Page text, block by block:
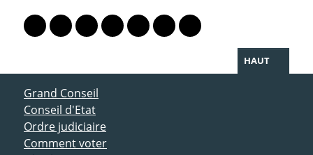
Lien vers le profil Mastodon
Lien vers le profil Bluesky
Lien vers le profil Instagram
Lien vers le profil Linkedin
Lien vers le profil Facebook
Lien vers le profil Twitter
Partager par WhatsApp
HAUT
ACCÈS DIRECT
Grand Conseil
Conseil d'Etat
Ordre judiciaire
Comment voter